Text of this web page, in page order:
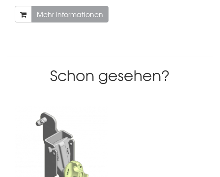
Mehr Informationen
Schon gesehen?